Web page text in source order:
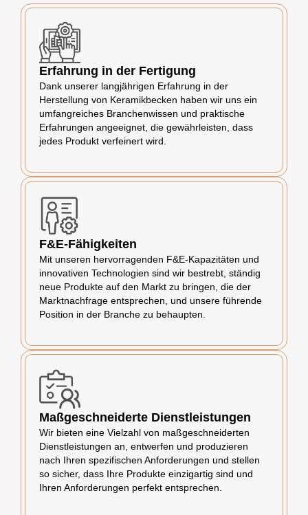
Erfahrung in der Fertigung
Dank unserer langjährigen Erfahrung in der
Herstellung von Keramikbecken haben wir uns ein
umfangreiches Branchenwissen und praktische
Erfahrungen angeeignet, die gewährleisten, dass
jedes Produkt verfeinert wird.
F&E-Fähigkeiten
Mit unseren hervorragenden F&E-Kapazitäten und
innovativen Technologien sind wir bestrebt, ständig
neue Produkte auf den Markt zu bringen, die der
Marktnachfrage entsprechen, und unsere führende
Position in der Branche zu behaupten.
Maßgeschneiderte Dienstleistungen
Wir bieten eine Vielzahl von maßgeschneiderten
Dienstleistungen an, entwerfen und produzieren
nach Ihren spezifischen Anforderungen und stellen
so sicher, dass Ihre Produkte einzigartig sind und
Ihren Anforderungen perfekt entsprechen.